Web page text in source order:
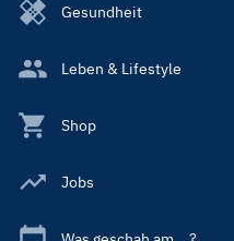
Gesundheit
Leben & Lifestyle
Shop
Jobs